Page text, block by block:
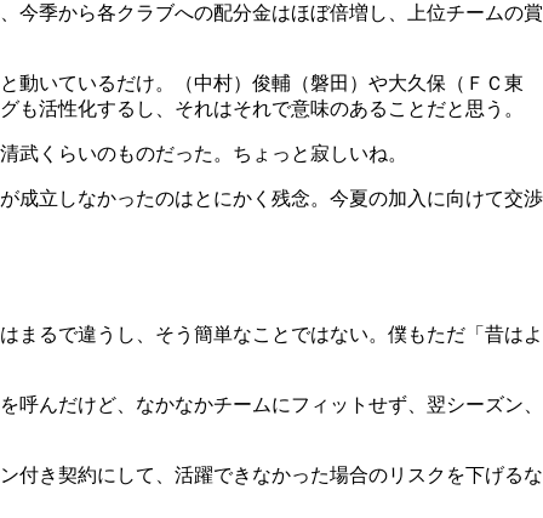
今季から各クラブへの配分金はほぼ倍増し、上位チームの賞
動いているだけ。（中村）俊輔（磐田）や大久保（ＦＣ東
活性化するし、それはそれで意味のあることだと思う。
くらいのものだった。ちょっと寂しいね。
成立しなかったのはとにかく残念。今夏の加入に向けて交渉
まるで違うし、そう簡単なことではない。僕もただ「昔はよ
んだけど、なかなかチームにフィットせず、翌シーズン、
付き契約にして、活躍できなかった場合のリスクを下げるな